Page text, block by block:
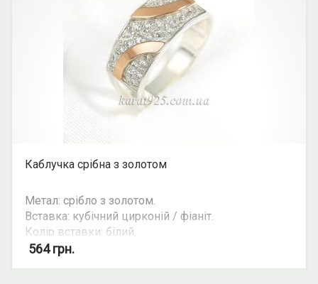
Каблучка срібна з золотом
Метал: срібло з золотом.
Вставка: кубічний цирконій / фіаніт.
Колір вставки: білий.
Можливість комплекту: так.
564грн.